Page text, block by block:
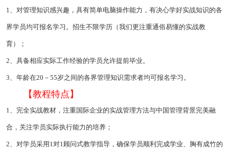
1、对管理知识感兴趣，具有简单电脑操作能力，有决心学好实战知识的各
界学员均可报名学习。招生不限学历（我们更注重通俗易懂的实战教
育）；
2、具备相应实际工作经验的学员允许提前毕业。
3、年龄在20－55岁之间的各界管理知识需求者均可报名学习。
【教程特点】
1、完全实战教材，注重国际企业的实战管理方法与中国管理背景完美融
合，关注学员实际执行能力的培养；
2、对学员采用1对1顾问式教学指导，确保学员顺利完成学业、胸有成竹的